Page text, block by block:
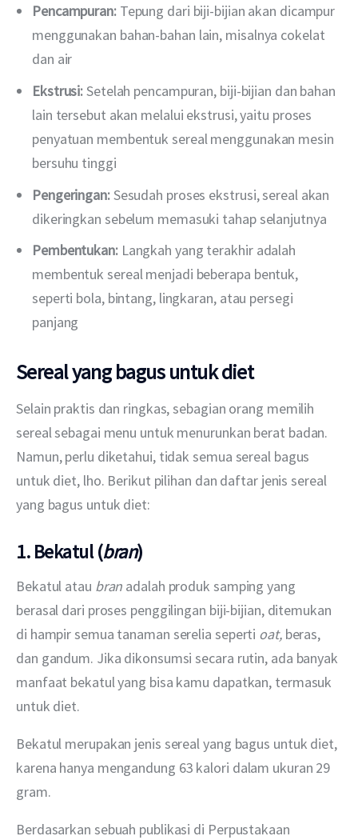
Pencampuran:Tepung dari biji-bijian akan dicampur
menggunakan bahan-bahan lain, misalnya cokelat
dan air
Ekstrusi:Setelah pencampuran, biji-bijian dan bahan
lain tersebut akan melalui ekstrusi, yaitu proses
penyatuan membentuk sereal menggunakan mesin
bersuhu tinggi
Pengeringan:Sesudah proses ekstrusi, sereal akan
dikeringkan sebelum memasuki tahap selanjutnya
Pembentukan:Langkah yang terakhir adalah
membentuk sereal menjadi beberapa bentuk,
seperti bola, bintang, lingkaran, atau persegi
panjang
Sereal yang bagus untuk diet
Selain praktis dan ringkas, sebagian orang memilih
sereal sebagai menu untuk menurunkan berat badan.
Namun, perlu diketahui, tidak semua sereal bagus
untuk diet, lho. Berikut pilihan dan daftar jenis sereal
yang bagus untuk diet:
1. Bekatul (bran)
Bekatul atau bran adalah produk samping yang
berasal dari proses penggilingan biji-bijian, ditemukan
di hampir semua tanaman serelia seperti oat, beras,
dan gandum. Jika dikonsumsi secara rutin, ada banyak
manfaat bekatul yang bisa kamu dapatkan, termasuk
untuk diet.
Bekatul merupakan jenis sereal yang bagus untuk diet,
karena hanya mengandung 63 kalori dalam ukuran 29
gram.
Berdasarkan sebuah publikasi di Perpustakaan